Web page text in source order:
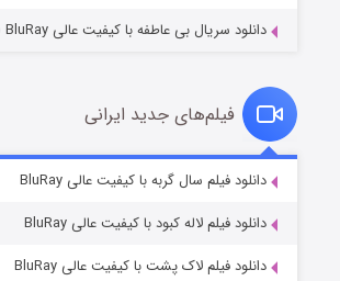
قسمت۷ (زیرنویس) منتشر شد
دانلود سریال بی عاطفه با کیفیت عالی 1080p BluRay
فیلم‌های جدید ایرانی
دانلود فیلم سال گربه با کیفیت عالی BluRay
دانلود فیلم لاله کبود با کیفیت عالی BluRay
دانلود فیلم لاک پشت با کیفیت عالی BluRay